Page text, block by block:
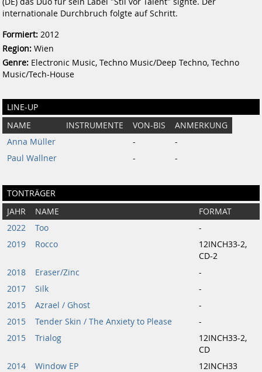
internationale Durchbruch folgte auf Schritt.
Formiert: 2012
Region: Wien
Genre: Electronic Music, Techno Music/Deep Techno, Techno
Music/Tech-House
LINE-UP
NAME INSTRUMENTE VON-BIS
ANMERKUNG
Anna Müller
-
-
Paul Wallner
- -
TONTRÄGER
JAHR NAME
FORMAT
2022
Too
-
2019
Rocco
12INCH33-2,
CD-2
2018
Eraser/Zinc
-
2017
Silk
-
2015
Azrael / Ghost
-
2015
Tender Skin / The Anxiety to Please
-
2015
Trialog
12INCH33-2,
CD
2014
Window EP
12INCH33